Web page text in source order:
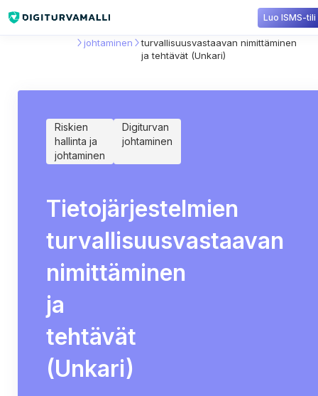
Luo ISMS-tili
johtaminen
turvallisuusvastaavan nimittäminen
ja tehtävät (Unkari)
Riskien
hallinta ja
johtaminen
Digiturvan
johtaminen
Tietojärjestelmien
turvallisuusvastaavan
nimittäminen
ja
tehtävät
(Unkari)